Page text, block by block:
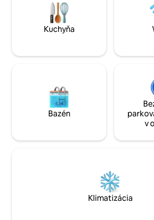
Chain Drug Makeup Life
Supermarket/Bus Access to Shinjuku
Bus Stop is only about a minute on
supermarket Nishi-you atď. 3až5 minút
Broadway (Sun), which is very famous in
Tokyo, and is also a Taobao punching
point that tourists from all of the world
can satisfy you to eat, stay, swim, shop,
Broadway Commercial Plaza, ktoré má
medzinárodných reštaurácií,
Kuchyňa
Bazén
v
Klimatizácia